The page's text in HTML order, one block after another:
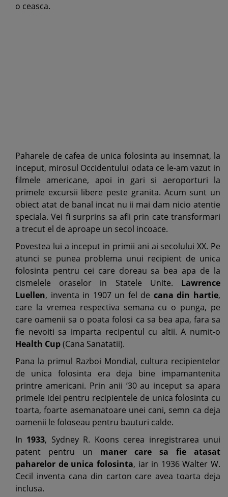
o ceasca.
Paharele de cafea de unica folosinta au insemnat, la
inceput, mirosul Occidentului odata ce le-am vazut in
filmele americane, apoi in gari si aeroporturi la
primele excursii libere peste granita. Acum sunt un
obiect atat de banal incat nu ii mai dam nicio atentie
speciala. Vei fi surprins sa afli prin cate transformari
a trecut el de aproape un secol incoace.
Povestea lui a inceput in primii ani ai secolului XX. Pe
atunci se punea problema unui recipient de unica
folosinta pentru cei care doreau sa bea apa de la
cismelele oraselor in Statele Unite. Lawrence
Luellen, inventa in 1907 un fel de cana din hartie,
care la vremea respectiva semana cu o punga, pe
care oamenii sa o poata folosi ca sa bea apa, fara sa
fie nevoiti sa imparta recipentul cu altii. A numit-o
Health Cup(Cana Sanatatii).
Pana la primul Razboi Mondial, cultura recipientelor
de unica folosinta era deja bine impamantenita
printre americani. Prin anii ’30 au inceput sa apara
primele idei pentru recipientele de unica folosinta cu
toarta, foarte asemanatoare unei cani, semn ca deja
oamenii le foloseau pentru bauturi calde.
In 1933, Sydney R. Koons cerea inregistrarea unui
patent pentru un maner care sa fie atasat
paharelor de unica folosinta, iar in 1936 Walter W.
Cecil inventa cana din carton care avea toarta deja
inclusa.